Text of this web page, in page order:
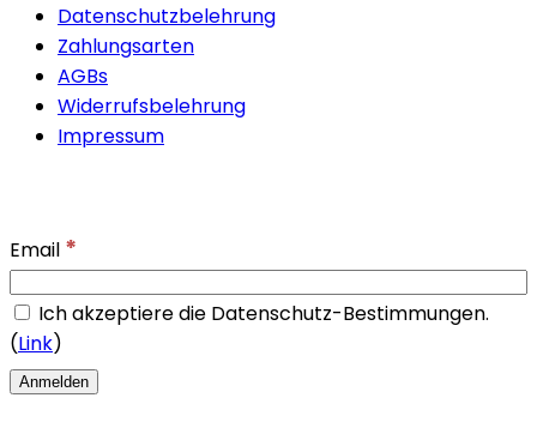
Datenschutzbelehrung
Zahlungsarten
AGBs
Widerrufsbelehrung
Impressum
Email *
Ich akzeptiere die Datenschutz-Bestimmungen.
(Link)